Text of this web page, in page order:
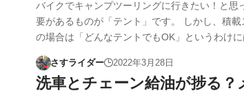
バイクでキャンプツーリングに行きたい！と思
要があるものが「テント」です。 しかし、積
の場合は「どんなテントでもOK」というわけ
さすライダー 2022年3月28日
洗車とチェーン給油が捗る？